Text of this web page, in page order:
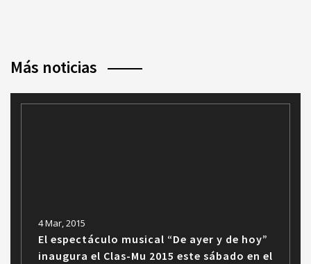
Más noticias
4 Mar, 2015
El espectáculo musical “De ayer y de hoy”
inaugura el Clas-Mu 2015 este sábado en el